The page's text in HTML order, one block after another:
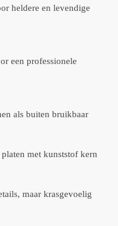
heldere en levendige
een professionele
als buiten bruikbaar
met kunststof kern
maar krasgevoelig